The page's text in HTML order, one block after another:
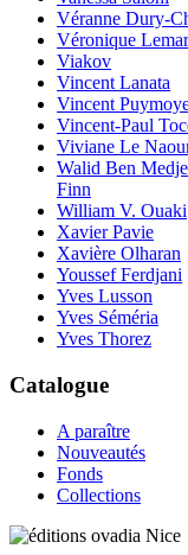
Véranne Dury-
Véronique
Viakov
Vincent Lanata
Vincent
Vincent-Paul
Viviane Le
Walid Ben
Finn
William V. Ouaki
Xavier Pavie
Xavière Olharan
Youssef Ferdjani
Yves Lusson
Yves Séméria
Yves Thorez
Catalogue
A paraître
Nouveautés
Fonds
Collections